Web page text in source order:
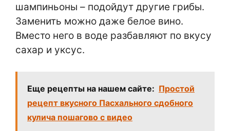
шампиньоны – подойдут другие грибы.
Заменить можно даже белое вино.
Вместо него в воде разбавляют по вкусу
сахар и уксус.
Еще рецепты на нашем сайте: Простой
рецепт вкусного Пасхального сдобного
кулича пошагово с видео